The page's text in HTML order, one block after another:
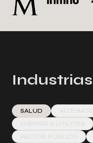
Industrias
SALUD